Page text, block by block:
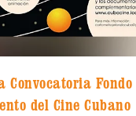
Convocatoria Fondo
del Cine Cubano